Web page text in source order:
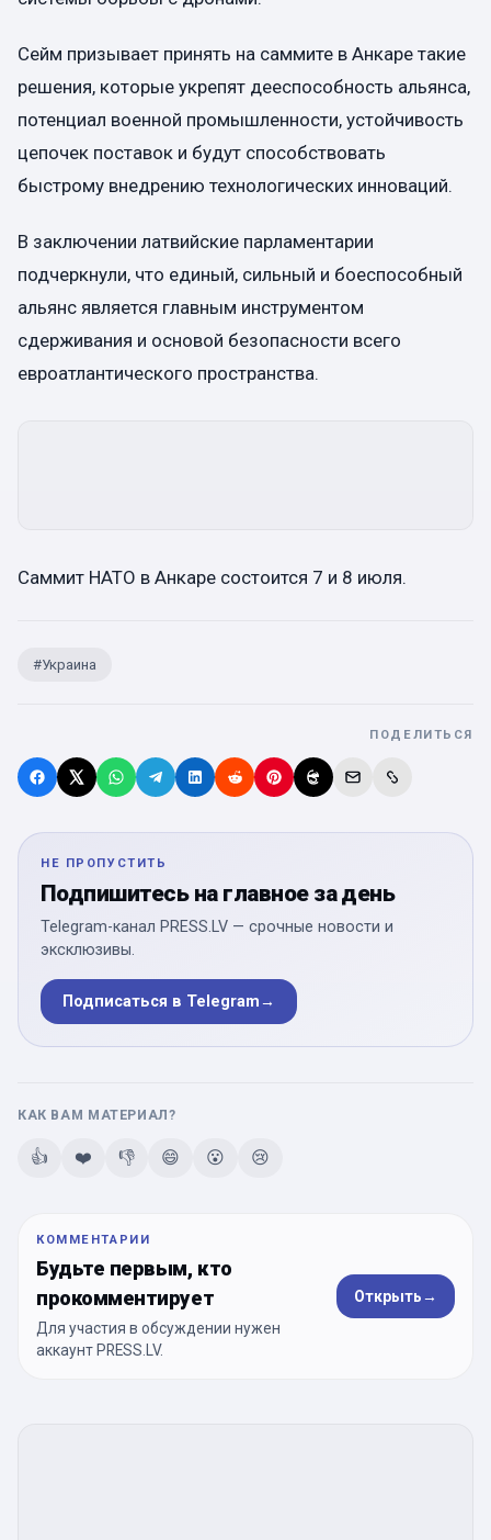
Сейм призывает принять на саммите в Анкаре такие
решения, которые укрепят дееспособность альянса,
потенциал военной промышленности, устойчивость
цепочек поставок и будут способствовать
быстрому внедрению технологических инноваций.
В заключении латвийские парламентарии
подчеркнули, что единый, сильный и боеспособный
альянс является главным инструментом
сдерживания и основой безопасности всего
евроатлантического пространства.
Саммит НАТО в Анкаре состоится 7 и 8 июля.
#Украина
ПОДЕЛИТЬСЯ
НЕ ПРОПУСТИТЬ
Подпишитесь на главное за день
Telegram-канал PRESS.LV — срочные новости и
эксклюзивы.
Подписаться в Telegram→
КАК ВАМ МАТЕРИАЛ?
👍 ❤️ 👎 😄 😮 😢
КОММЕНТАРИИ
Будьте первым, кто
прокомментирует
Для участия в обсуждении нужен
аккаунт PRESS.LV.
Открыть→